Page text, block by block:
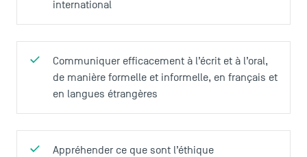
international
Communiquer efficacement à l’écrit et à l’oral,
de manière formelle et informelle, en français et
en langues étrangères
Appréhender ce que sont l’éthique